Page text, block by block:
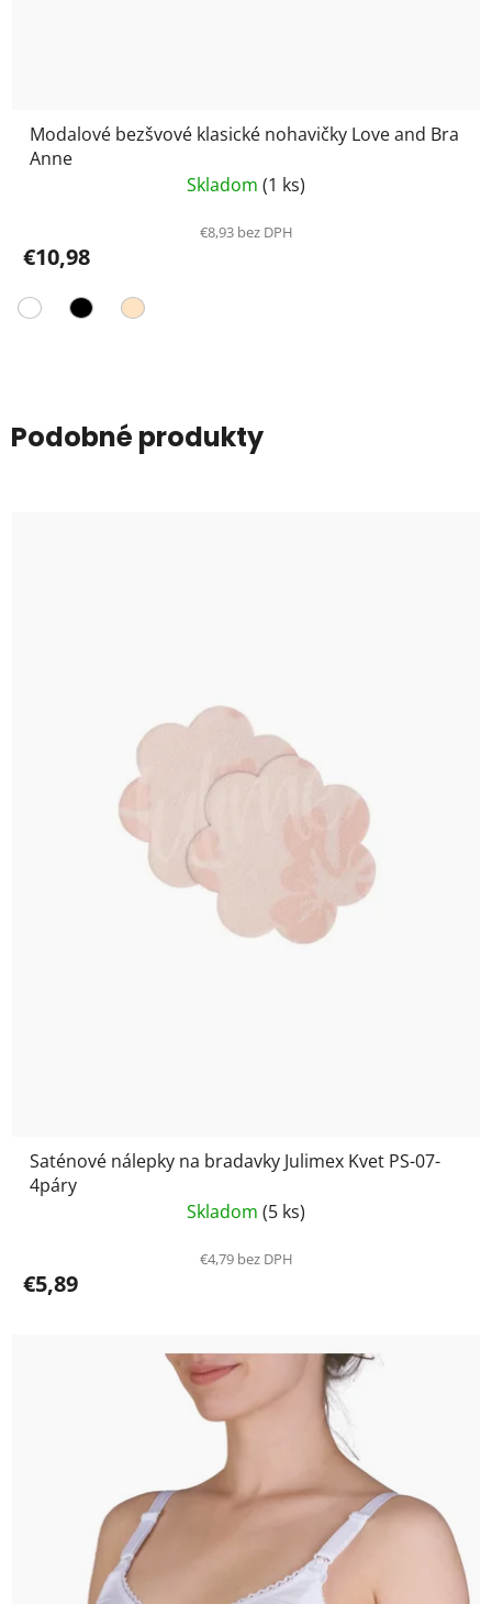
Modalové bezšvové klasické nohavičky Love and Bra
Anne
Skladom (1 ks)
€8,93 bez DPH
€10,98
Podobné produkty
Saténové nálepky na bradavky Julimex Kvet PS-07-
4páry
Skladom (5 ks)
€4,79 bez DPH
€5,89